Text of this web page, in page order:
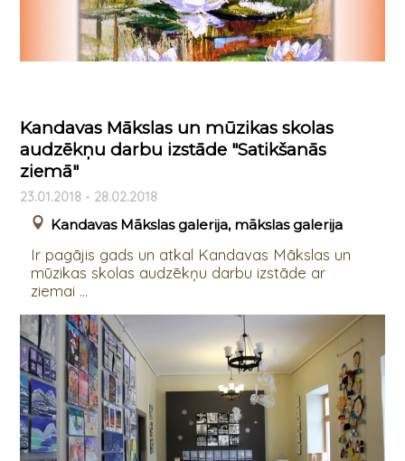
Kandavas Mākslas un mūzikas skolas
audzēkņu darbu izstāde "Satikšanās
ziemā"
23.01.2018 - 28.02.2018
Kandavas Mākslas galerija, mākslas galerija
Ir pagājis gads un atkal Kandavas Mākslas un
mūzikas skolas audzēkņu darbu izstāde ar
ziemai ...